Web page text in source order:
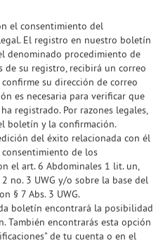
el consentimiento del
El registro en nuestro boletín
denominado procedimiento de
de su registro, recibirá un correo
su dirección de correo
es necesaria para verificar que
registrado. Por razones legales,
boletín y la confirmación.
del éxito relacionada con él
de los
el art. 6 Abdominales 1 lit. un,
2 no. 3 UWG y/o sobre la base del
§ 7 Abs. 3 UWG.
boletín encontrará la posibilidad
También encontrarás esta opción
de tu cuenta o en el